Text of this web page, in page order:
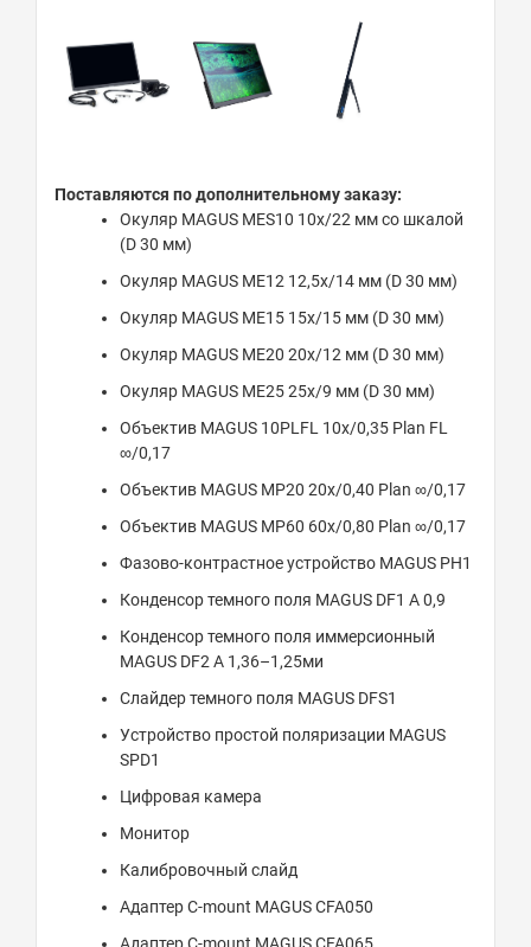
Поставляются по дополнительному заказу:
Окуляр MAGUS MES10 10х/22 мм со шкалой
(D 30 мм)
Окуляр MAGUS ME12 12,5х/14 мм (D 30 мм)
Окуляр MAGUS ME15 15х/15 мм (D 30 мм)
Окуляр MAGUS ME20 20х/12 мм (D 30 мм)
Окуляр MAGUS ME25 25х/9 мм (D 30 мм)
Объектив MAGUS 10PLFL 10х/0,35 Plan FL
∞/0,17
Объектив MAGUS MP20 20х/0,40 Plan ∞/0,17
Объектив MAGUS MP60 60х/0,80 Plan ∞/0,17
Фазово-контрастное устройство MAGUS PH1
Конденсор темного поля MAGUS DF1 A 0,9
Конденсор темного поля иммерсионный
MAGUS DF2 A 1,36–1,25ми
Слайдер темного поля MAGUS DFS1
Устройство простой поляризации MAGUS
SPD1
Цифровая камера
Монитор
Калибровочный слайд
Адаптер C-mount MAGUS CFA050